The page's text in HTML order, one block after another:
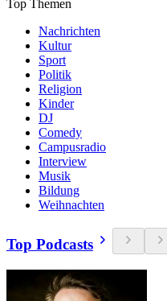
Top Themen
Nachrichten
Kultur
Sport
Politik
Religion
Kinder
DJ
Comedy
Campusradio
Interview
Musik
Bildung
Weihnachten
Top Podcasts